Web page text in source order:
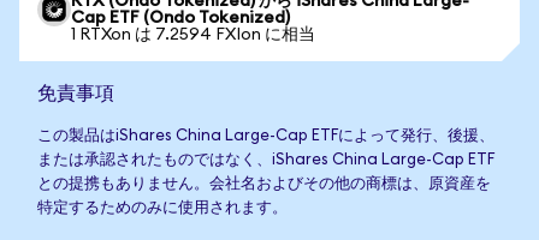
Cap ETF (Ondo Tokenized)
1 RTXon は 7.2594 FXIon に相当
免責事項
この製品はiShares China Large-Cap ETFによって発行、後援、
または承認されたものではなく、iShares China Large-Cap ETF
との提携もありません。会社名およびその他の商標は、原資産を
特定するためのみに使用されます。